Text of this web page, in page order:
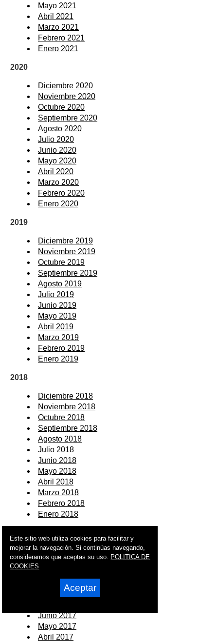
Mayo 2021
Abril 2021
Marzo 2021
Febrero 2021
Enero 2021
2020
Diciembre 2020
Noviembre 2020
Octubre 2020
Septiembre 2020
Agosto 2020
Julio 2020
Junio 2020
Mayo 2020
Abril 2020
Marzo 2020
Febrero 2020
Enero 2020
2019
Diciembre 2019
Noviembre 2019
Octubre 2019
Septiembre 2019
Agosto 2019
Julio 2019
Junio 2019
Mayo 2019
Abril 2019
Marzo 2019
Febrero 2019
Enero 2019
2018
Diciembre 2018
Noviembre 2018
Octubre 2018
Septiembre 2018
Agosto 2018
Julio 2018
Junio 2018
Mayo 2018
Abril 2018
Marzo 2018
Febrero 2018
Enero 2018
Diciembre 2017
Noviembre 2017
Septiembre 2017
Agosto 2017
Junio 2017
Mayo 2017
Abril 2017
Este sitio web utiliza cookies para facilitar y
mejorar la navegación. Si continúas navegando,
consideramos que aceptas su uso. POLITICA DE
COOKIES
Aceptar